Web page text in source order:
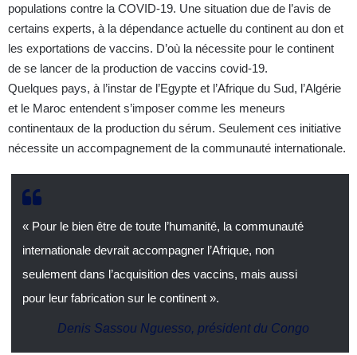
populations contre la COVID-19. Une situation due de l’avis de
certains experts, à la dépendance actuelle du continent au don et
les exportations de vaccins. D’où la nécessite pour le continent
de se lancer de la production de vaccins covid-19.
Quelques pays, à l’instar de l’Egypte et l’Afrique du Sud, l’Algérie
et le Maroc entendent s’imposer comme les meneurs
continentaux de la production du sérum. Seulement ces initiative
nécessite un accompagnement de la communauté internationale.
« Pour le bien être de toute l’humanité, la communauté
internationale devrait accompagner l’Afrique, non
seulement dans l’acquisition des vaccins, mais aussi
pour leur fabrication sur le continent ».
Denis Sassou Nguesso, président du Congo